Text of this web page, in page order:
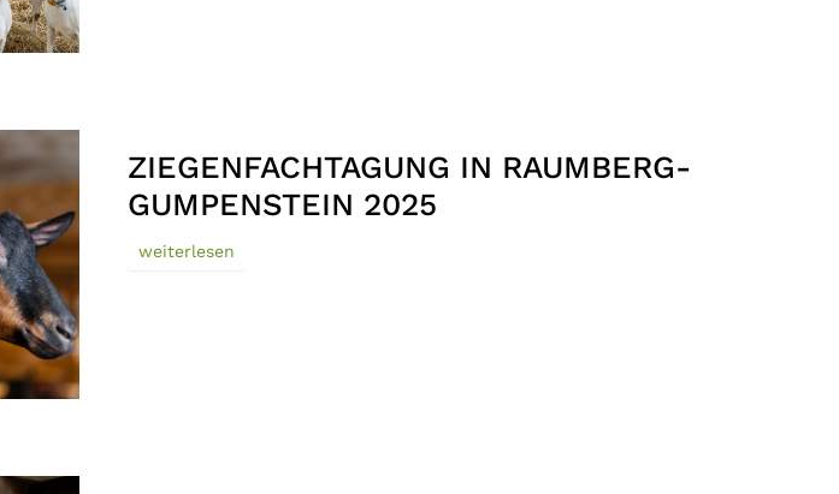
ZIEGENFACHTAGUNG IN RAUMBERG-
GUMPENSTEIN 2025
weiterlesen